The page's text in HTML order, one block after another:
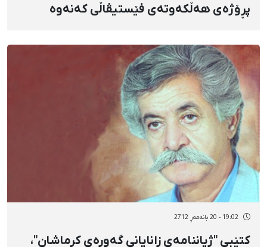
پڕۆژەی هەڵكەوتەی فێستیڤاڵی كەنەوە
19:02 - 20 بانەمەڕ 2712
كتێبی "ژیاننامەی زانایانی گەورەی كرماشان"،